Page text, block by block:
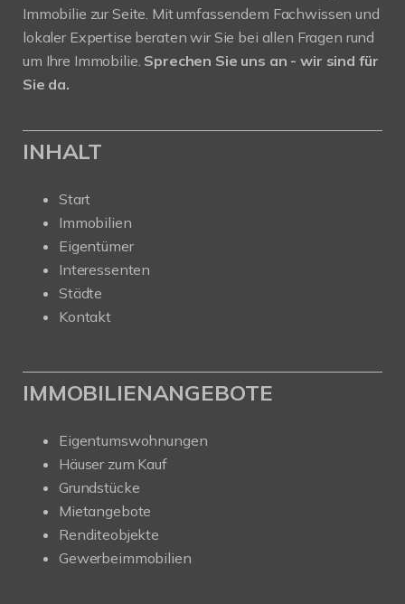
Immobilie zur Seite. Mit umfassendem Fachwissen und
lokaler Expertise beraten wir Sie bei allen Fragen rund
um Ihre Immobilie. Sprechen Sie uns an - wir sind für
Sie da.
INHALT
Start
Immobilien
Eigentümer
Interessenten
Städte
Kontakt
IMMOBILIENANGEBOTE
Eigentumswohnungen
Häuser zum Kauf
Grundstücke
Mietangebote
Renditeobjekte
Gewerbeimmobilien